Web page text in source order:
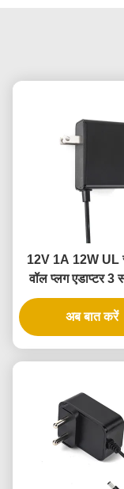
12V 1A 12W UL
वॉल प्लग एडाप्टर 3
वारंटी और कई
अब बात करें